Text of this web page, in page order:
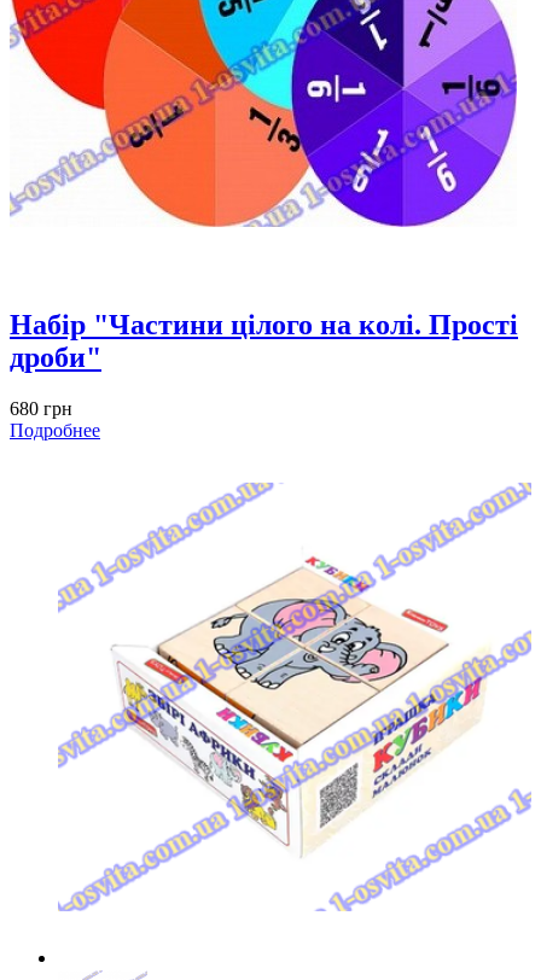
Набір "Частини цілого на колі. Прості
дроби"
680 грн
Подробнее